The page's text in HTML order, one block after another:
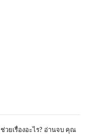
วยเรื่องอะไร? อ่านจบ คุณ